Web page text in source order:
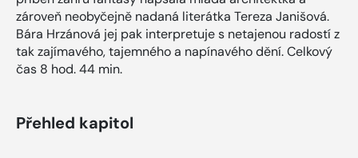
zároveň neobyčejně nadaná literátka Tereza Janišová.
Bára Hrzánová jej pak interpretuje s netajenou radostí z
tak zajímavého, tajemného a napínavého dění. Celkový
čas 8 hod. 44 min.
Přehled kapitol